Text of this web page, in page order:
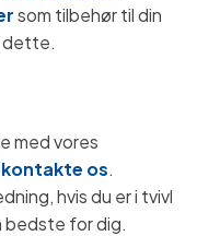
som tilbehør til din
dette.
med vores
kontakte os.
hvis du er i tvivl
bedste for dig.